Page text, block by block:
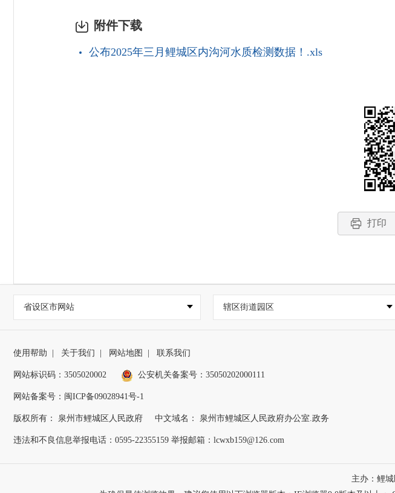
附件下载
公布2025年三月鲤城区内沟河水质检测数据！.xls
打印
省设区市网站 辖区街道园区
使用帮助 关于我们 网站地图 联系我们
网站标识码：3505020002 公安机关备案号：35050202000111
网站备案号：闽ICP备09028941号-1
版权所有： 泉州市鲤城区人民政府 中文域名： 泉州市鲤城区人民政府办公室.政务
违法和不良信息举报电话：0595-22355159 举报邮箱：lcwxb159@126.com
主办：鲤